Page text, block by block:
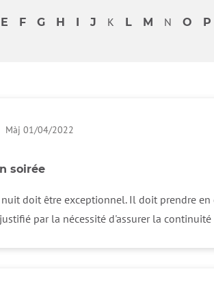
E F G H I J K L M N O P
Màj 01/04/2022
soirée
doit être exceptionnel. Il doit prendre
par la nécessité d'assurer la continuité